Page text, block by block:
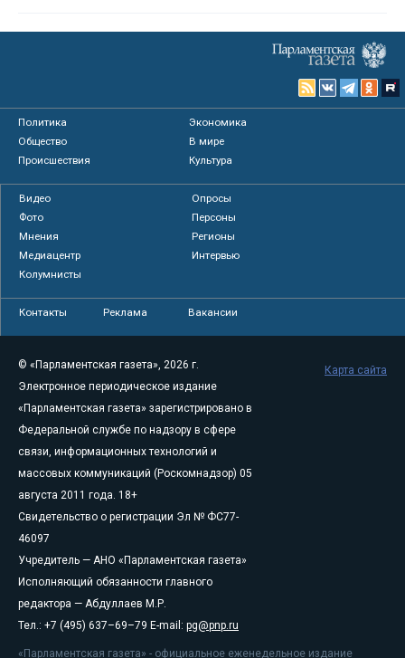
Политика
Экономика
Общество
В мире
Происшествия
Культура
Видео
Опросы
Фото
Персоны
Мнения
Регионы
Медиацентр
Интервью
Колумнисты
Контакты Реклама Вакансии
© «Парламентская газета», 2026 г.
Электронное периодическое издание
«Парламентская газета» зарегистрировано в
Федеральной службе по надзору в сфере
связи, информационных технологий и
массовых коммуникаций (Роскомнадзор) 05
августа 2011 года. 18+
Свидетельство о регистрации Эл № ФС77-
46097
Учредитель — АНО «Парламентская газета»
Исполняющий обязанности главного
редактора — Абдуллаев М.Р.
Тел.: +7 (495) 637–69–79 E-mail: pg@pnp.ru
«Парламентская газета» - официальное еженедельное издание
Карта сайта